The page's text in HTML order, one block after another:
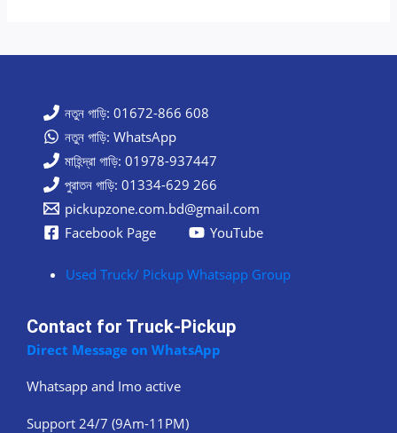
নতুন গাড়ি: 01672-866 608
নতুন গাড়ি: WhatsApp
মাহিন্দ্রা গাড়ি: 01978-937447
পুরাতন গাড়ি: 01334-629 266
pickupzone.com.bd@gmail.com
Facebook Page
YouTube
Used Truck/ Pickup Whatsapp Group
Contact for Truck-Pickup
Direct Message on WhatsApp
Whatsapp and Imo active
Support 24/7 (9Am-11PM)